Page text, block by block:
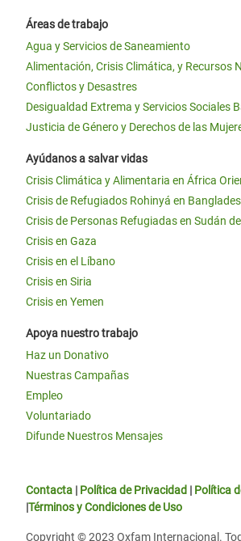
Áreas de trabajo
Agua y Servicios de Saneamiento
Alimentación, Crisis Climática, y Recursos
Conflictos y Desastres
Desigualdad Extrema y Servicios Sociales
Justicia de Género y Derechos de las
Ayúdanos a salvar vidas
Crisis Climática y Alimentaria en África
Crisis de Refugiados Rohinyá en
Crisis de Personas Refugiadas en Sudán
Crisis en Gaza
Crisis en el Líbano
Crisis en Siria
Crisis en Yemen
Apoya nuestro trabajo
Haz un Donativo
Nuestras Campañas
Empleo
Voluntariado
Difunde Nuestros Mensajes
Contacta | Política de Privacidad | Política
|Términos y Condiciones de Uso
Copyright © 2023 Oxfam Internacional.